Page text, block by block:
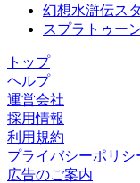
幻想水滸伝ス
スプラトゥー
トップ
ヘルプ
運営会社
採用情報
利用規約
プライバシーポリシ
広告のご案内